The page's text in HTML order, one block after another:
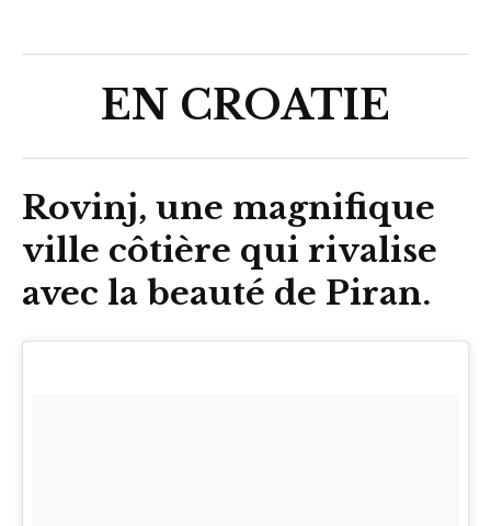
EN CROATIE
Rovinj, une magnifique
ville côtière qui rivalise
avec la beauté de Piran.